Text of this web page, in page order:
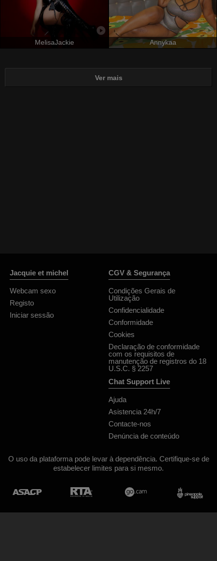
MelisaJackie Annykaa
Ver mais
Jacquie et michel
Webcam sexo
Registo
Iniciar sessão
CGV & Segurança
Condições Gerais de
Utilização
Confidencialidade
Conformidade
Cookies
Declaração de conformidade
com os requisitos de
manutenção de registros do 18
U.S.C. § 2257
Chat Support Live
Ajuda
Asistencia 24h/7
Contacte-nos
Denúncia de conteúdo
O uso da plataforma pode levar à dependência. Certifique-se de
estabelecer limites para si mesmo.